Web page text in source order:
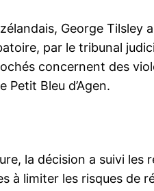
George Tilsley
par le tribunal
concernent des
Petit Bleu d’Agen.
la décision a suivi les
à limiter les risques de